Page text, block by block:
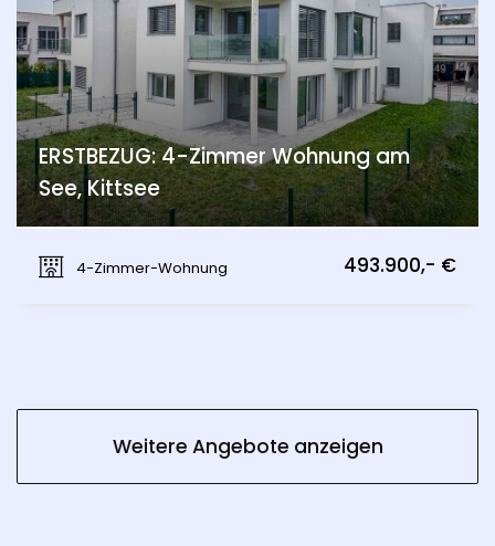
ERSTBEZUG: 4-Zimmer Wohnung am
See, Kittsee
4-Zimmer-Wohnung
493.900,- €
Weitere Angebote anzeigen